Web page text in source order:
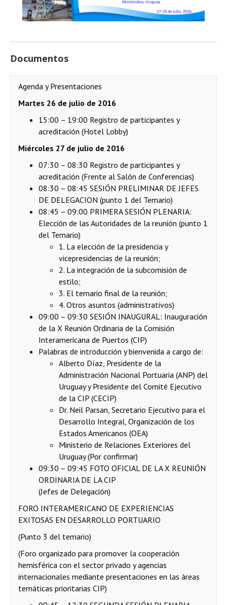
Documentos
Agenda y Presentaciones
Martes 26 de julio de 2016
15:00 – 19:00 Registro de participantes y
acreditación (Hotel Lobby)
Miércoles 27 de julio de 2016
07:30 – 08:30 Registro de participantes y
acreditación (Frente al Salón de Conferencias)
08:30 – 08:45 SESIÓN PRELIMINAR DE JEFES
DE DELEGACION (punto 1 del Temario)
08:45 – 09:00 PRIMERA SESIÓN PLENARIA:
Elección de las Autoridades de la reunión (punto 1
del Temario)
1. La elección de la presidencia y
vicepresidencias de la reunión;
2. La integración de la subcomisión de
estilo;
3. El temario final de la reunión;
4. Otros asuntos (administrativos)
09:00 – 09:30 SESIÓN INAUGURAL: Inauguración
de la X Reunión Ordinaria de la Comisión
Interamericana de Puertos (CIP)
Palabras de introducción y bienvenida a cargo de:
Alberto Díaz, Presidente de la
Administración Nacional Portuaria (ANP) del
Uruguay y Presidente del Comité Ejecutivo
de la CIP (CECIP)
Dr. Neil Parsan, Secretario Ejecutivo para el
Desarrollo Integral, Organización de los
Estados Americanos (OEA)
Ministerio de Relaciones Exteriores del
Uruguay (Por confirmar)
09:30 – 09:45 FOTO OFICIAL DE LA X REUNIÓN
ORDINARIA DE LA CIP
(Jefes de Delegación)
FORO INTERAMERICANO DE EXPERIENCIAS
EXITOSAS EN DESARROLLO PORTUARIO
(Punto 3 del temario)
(Foro organizado para promover la cooperación
hemisférica con el sector privado y agencias
internacionales mediante presentaciones en las áreas
temáticas prioritarias CIP)